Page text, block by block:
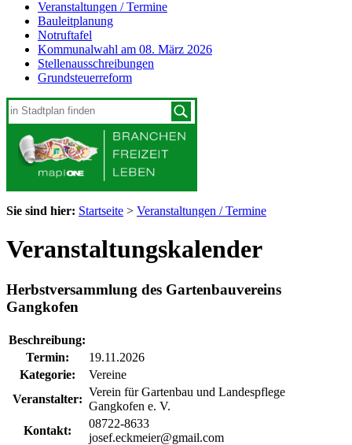
Veranstaltungen / Termine
Bauleitplanung
Notruftafel
Kommunalwahl am 08. März 2026
Stellenausschreibungen
Grundsteuerreform
Sie sind hier: Startseite > Veranstaltungen / Termine
Veranstaltungskalender
Herbstversammlung des Gartenbauvereins
Gangkofen
Beschreibung:
Termin:
19.11.2026
Kategorie:
Vereine
Veranstalter:
Verein für Gartenbau und Landespflege
Gangkofen e. V.
Kontakt:
08722-8633
josef.eckmeier@gmail.com